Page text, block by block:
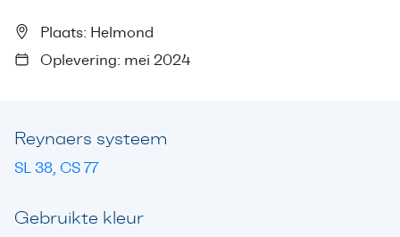
Plaats: Helmond
Oplevering: mei 2024
Reynaers systeem
SL 38, CS 77
Gebruikte kleur